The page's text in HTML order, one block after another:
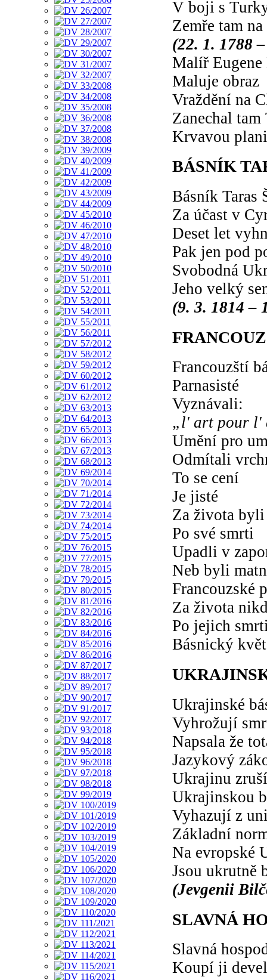
V boji s
Zemře tam na
(22. 1. 1788
Malíř
Maluje obraz
Vraždění na
Zanechal tam
Krvavou
BÁSNÍK
Básník Taras
Za účast v
Deset let
Pak jen pod
Svobodná
Jeho velký
(9. 3. 1814 –
Francouzští
Parnasisté
Vyznávali:
„l' art pour l'
Umění pro
Odmítali
To se cení
Je jisté
Za života
Po své smrti
Upadli v
Neb byli
Francouzské
Za života
Po jejich
Básnický
Ukrajinské
Vyhrožují
Napsala že
Jazykový
Ukrajinu zruší
Ukrajinskou
Vyhazují z
Základní
Na evropské
Jsou ukrutně
(Jevgenii
SLAVNÁ
Slavná
Koupí ji